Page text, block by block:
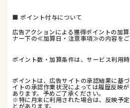
■ ポイント付与について
広告アクションによる獲得ポイントの加
ナー下の≪加算日・注意事項≫の内容をご
ポイント数・加算条件は、サービス利用時
ポイントは、広告サイトの承認結果に基
イトの承認作業状況によっては履歴反映
あります。予めご了承ください。
※特に月末に利用された場合は、反映予
とがあります。